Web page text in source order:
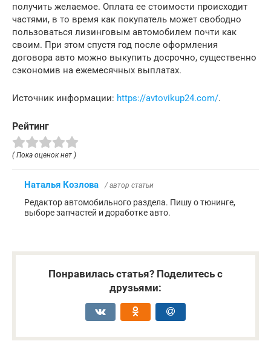
получить желаемое. Оплата ее стоимости происходит
частями, в то время как покупатель может свободно
пользоваться лизинговым автомобилем почти как
своим. При этом спустя год после оформления
договора авто можно выкупить досрочно, существенно
сэкономив на ежемесячных выплатах.
Источник информации: https://avtovikup24.com/.
Рейтинг
( Пока оценок нет )
Наталья Козлова / автор статьи
Редактор автомобильного раздела. Пишу о тюнинге,
выборе запчастей и доработке авто.
Понравилась статья? Поделитесь с
друзьями: